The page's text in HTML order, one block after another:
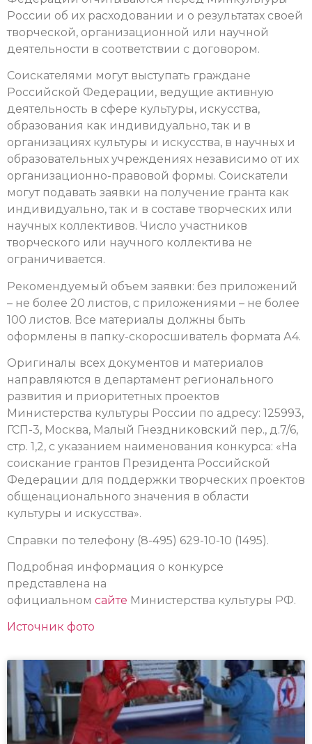
России об их расходовании и о результатах своей
творческой, организационной или научной
деятельности в соответствии с договором.
Соискателями могут выступать граждане
Российской Федерации, ведущие активную
деятельность в сфере культуры, искусства,
образования как индивидуально, так и в
организациях культуры и искусства, в научных и
образовательных учреждениях независимо от их
организационно-правовой формы. Соискатели
могут подавать заявки на получение гранта как
индивидуально, так и в составе творческих или
научных коллективов. Число участников
творческого или научного коллектива не
ограничивается.
Рекомендуемый объем заявки: без приложений
– не более 20 листов, с приложениями – не более
100 листов. Все материалы должны быть
оформлены в папку-скоросшиватель формата А4.
Оригиналы всех документов и материалов
направляются в департамент регионального
развития и приоритетных проектов
Министерства культуры России по адресу: 125993,
ГСП-3, Москва, Малый Гнездниковский пер., д.7/6,
стр. 1,2, с указанием наименования конкурса: «На
соискание грантов Президента Российской
Федерации для поддержки творческих проектов
общенационального значения в области
культуры и искусства».
Справки по телефону (8-495) 629-10-10 (1495).
Подробная информация о конкурсе
представлена на
официальном сайте Министерства культуры РФ.
Источник фото